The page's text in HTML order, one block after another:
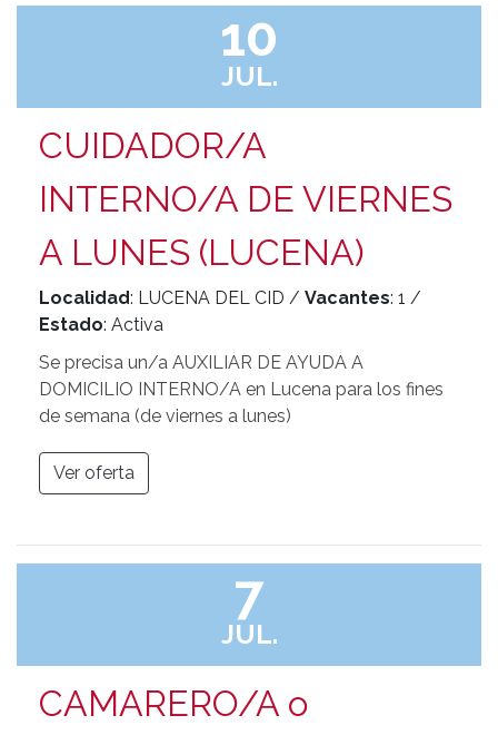
10
JUL.
CUIDADOR/A
INTERNO/A DE VIERNES
A LUNES (LUCENA)
Localidad: LUCENA DEL CID / Vacantes: 1 /
Estado: Activa
Se precisa un/a AUXILIAR DE AYUDA A
DOMICILIO INTERNO/A en Lucena para los fines
de semana (de viernes a lunes)
Ver oferta
7
JUL.
CAMARERO/A o